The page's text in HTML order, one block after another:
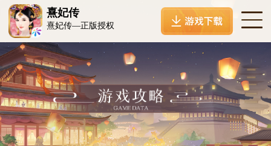
熹妃传
熹妃传—正版授权